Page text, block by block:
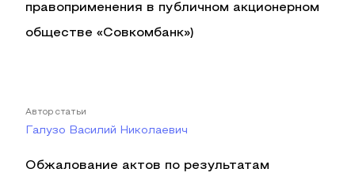
правоприменения в публичном акционерном
обществе «Совкомбанк»)
Автор статьи
Галузо Василий Николаевич
Обжалование актов по результатам